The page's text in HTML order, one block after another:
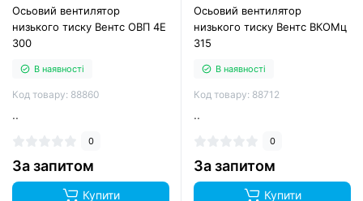
Осьовий вентилятор
низького тиску Вентс ОВП 4Е
300
В наявності
Код товару: 88860
..
0
За запитом
Купити
Осьовий вентилятор
низького тиску Вентс ВКОМц
315
В наявності
Код товару: 88712
..
0
За запитом
Купити